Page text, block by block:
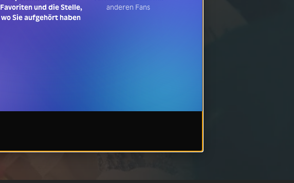
Favoriten und die Stelle,
wo Sie aufgehört haben
anderen Fans